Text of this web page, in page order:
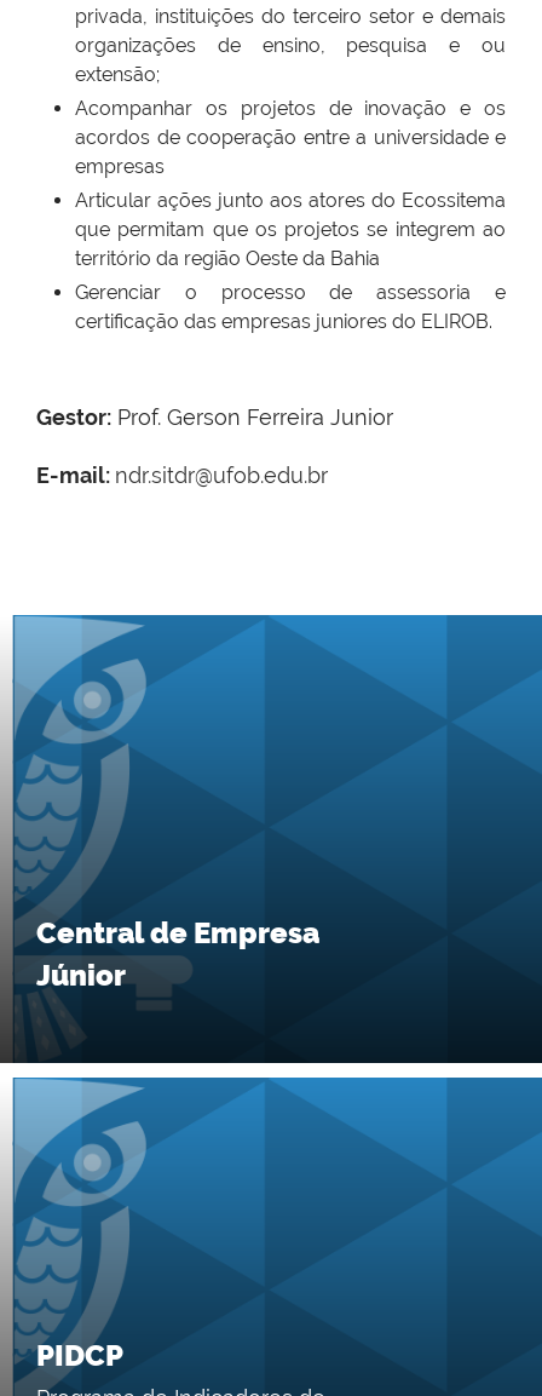
privada, instituições do terceiro setor e demais
organizações de ensino, pesquisa e ou
extensão;
Acompanhar os projetos de inovação e os
acordos de cooperação entre a universidade e
empresas
Articular ações junto aos atores do Ecossitema
que permitam que os projetos se integrem ao
território da região Oeste da Bahia
Gerenciar o processo de assessoria e
certificação das empresas juniores do ELIROB.
Gestor: Prof. Gerson Ferreira Junior
E-mail: ndr.sitdr@ufob.edu.br
Central de Empresa
Júnior
PIDCP